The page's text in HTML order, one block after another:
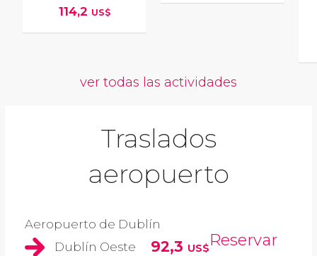
114,2 US$
ver todas las actividades
Traslados
aeropuerto
Aeropuerto de Dublín
Dublín Oeste
92,3 US$Reservar